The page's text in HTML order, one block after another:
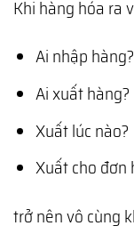
Khi hàng hóa ra
Ai nhập hàng?
Ai xuất hàng?
Xuất lúc nào?
Xuất cho đơn
trở nên vô cùng